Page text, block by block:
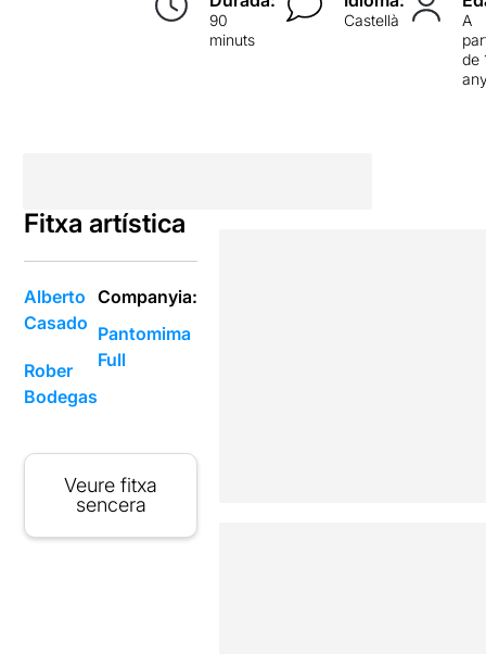
90
minuts
Castellà
A
de
Fitxa artística
Alberto
Casado
Rober
Bodegas
Companyia:
Pantomima
Full
Veure fitxa
sencera